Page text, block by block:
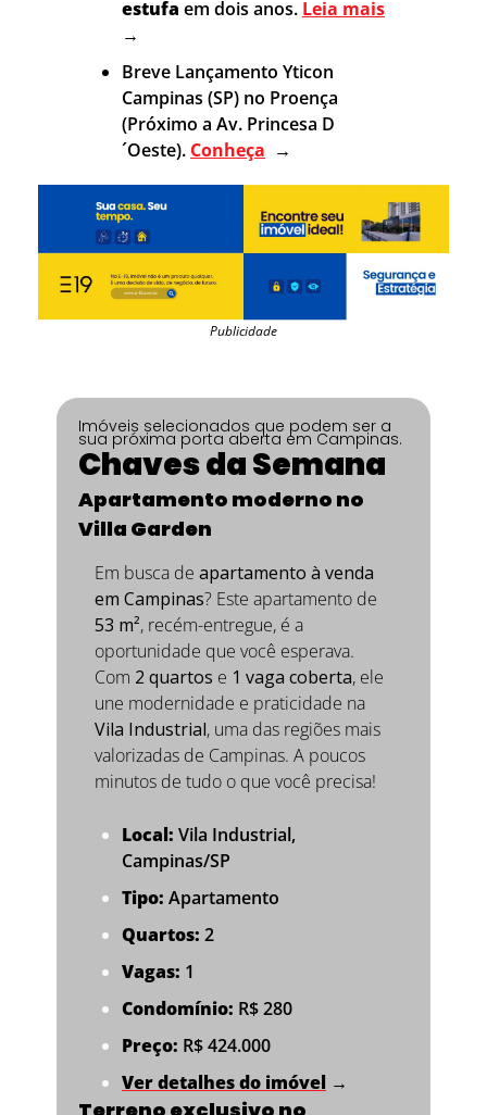
estufa em dois anos. Leia mais
→
Breve Lançamento Yticon
Campinas (SP) no Proença
(Próximo a Av. Princesa D
´Oeste). Conheça
  →
Publicidade
Imóveis selecionados que podem ser a
sua próxima porta aberta em Campinas.
Chaves da Semana
Apartamento moderno no
Villa Garden
Em busca de apartamento à venda
em Campinas
53 m², recém-entregue, é a
oportunidade que você esperava.
Com 2 quartos e 1 vaga coberta, ele
Vila Industrial, uma das regiões mais
valorizadas de Campinas. A poucos
minutos de tudo o que você precisa!
Local: Vila Industrial,
Campinas/SP
Tipo: Apartamento
Quartos: 2
Vagas: 1
Condomínio: R$ 280
Preço: R$ 424.000
Ver detalhes do imóvel →